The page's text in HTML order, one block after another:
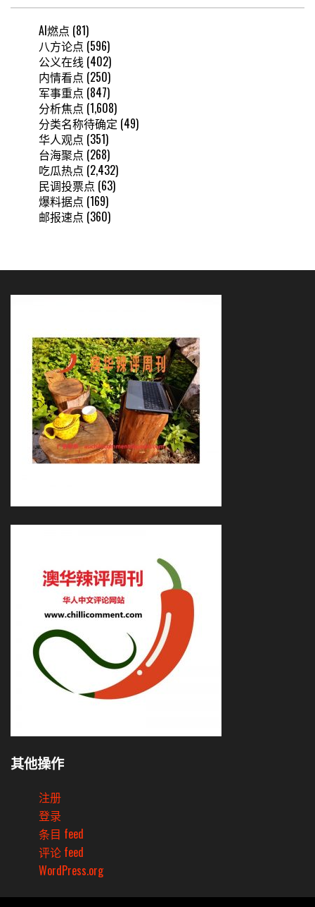
AI燃点 (81)
八方论点 (596)
公义在线 (402)
内情看点 (250)
军事重点 (847)
分析焦点 (1,608)
分类名称待确定 (49)
华人观点 (351)
台海聚点 (268)
吃瓜热点 (2,432)
民调投票点 (63)
爆料据点 (169)
邮报速点 (360)
其他操作
注册
登录
条目 feed
评论 feed
WordPress.org